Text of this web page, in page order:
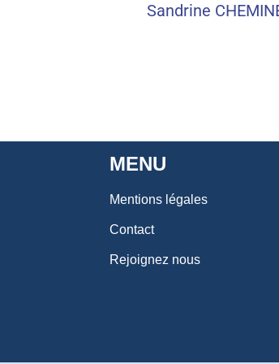
Sandrine
MENU
Mentions légales
Contact
Rejoignez nous